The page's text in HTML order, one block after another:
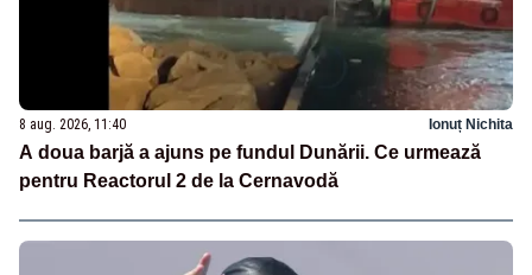
8 aug. 2026, 11:40 Ionuț Nichita
A doua barjă a ajuns pe fundul Dunării. Ce urmează
pentru Reactorul 2 de la Cernavodă